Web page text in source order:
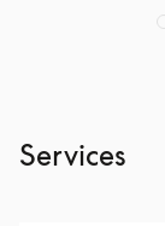
Services